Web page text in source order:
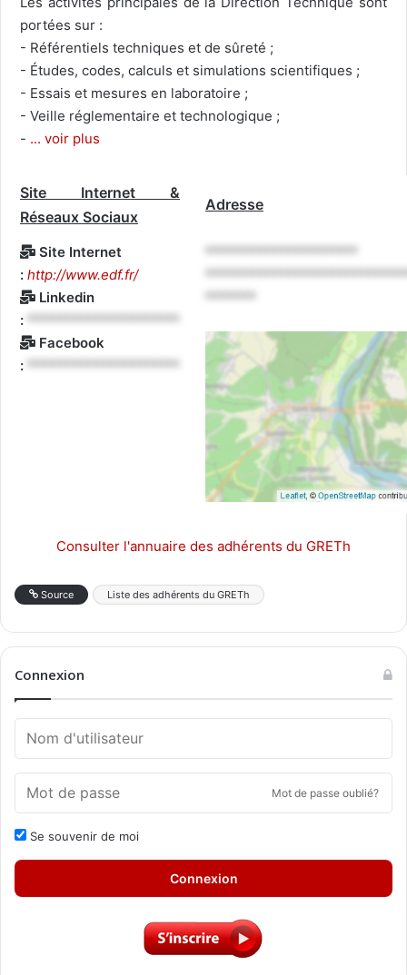
portées sur :
- Référentiels techniques et de sûreté ;
- Études, codes, calculs et simulations scientifiques ;
- Essais et mesures en laboratoire ;
- Veille réglementaire et technologique ;
- ... voir plus
Site Internet &
Réseaux Sociaux
Adresse
Site Internet
: http://www.edf.fr/
Linkedin
: *********************
Facebook
: *********************
*********************
*******
Consulter l'annuaire des adhérents du GRETh
Source Liste des adhérents du GRETh
Connexion
Mot de passe oublié?
Se souvenir de moi
Connexion